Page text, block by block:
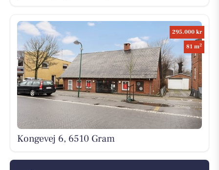
295.000 kr
81 m2
Kongevej 6, 6510 Gram